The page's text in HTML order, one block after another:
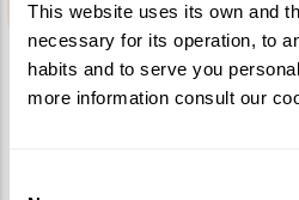
This website uses its own and
necessary for its operation, to
habits and to serve you
more information consult our